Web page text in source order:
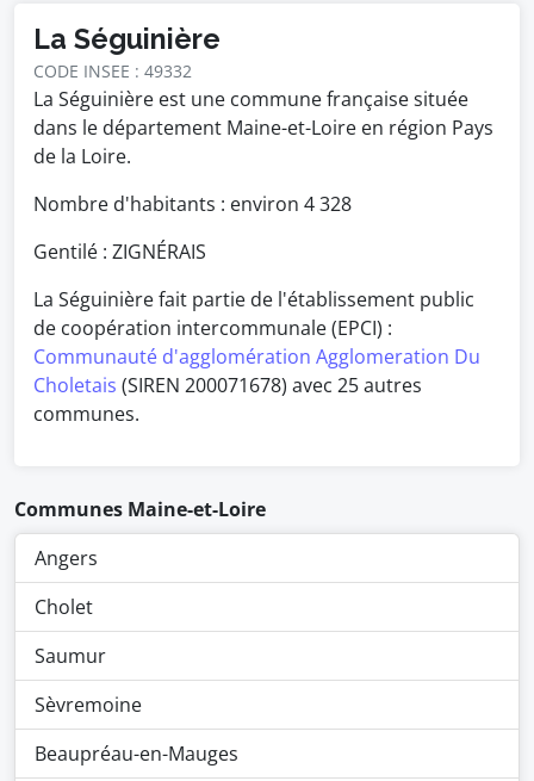
La Séguinière
CODE INSEE : 49332
La Séguinière est une commune française située
dans le département Maine-et-Loire en région Pays
de la Loire.
Nombre d'habitants : environ 4 328
Gentilé : ZIGNÉRAIS
La Séguinière fait partie de l'établissement public
de coopération intercommunale (EPCI) :
Communauté d'agglomération Agglomeration Du
Choletais (SIREN 200071678) avec 25 autres
communes.
Communes Maine-et-Loire
Angers
Cholet
Saumur
Sèvremoine
Beaupréau-en-Mauges